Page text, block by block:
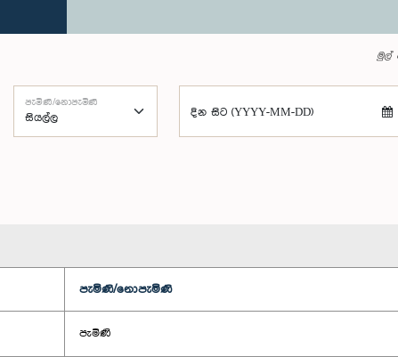
මුල්
පැමිණි/නොපැමිණි
දින සිට (YYYY-MM-DD)
පැමිණි/නොපැමිණි
පැමිණි